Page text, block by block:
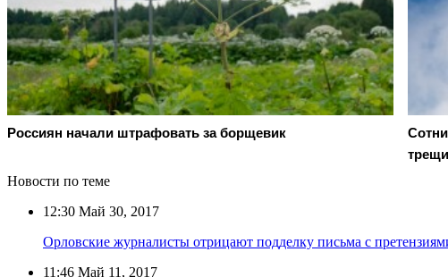
Россиян начали штрафовать за борщевик
Новости по теме
12:30 Май 30, 2017
Орловские журналисты отрицают подделку письма с
11:46 Май 11, 2017